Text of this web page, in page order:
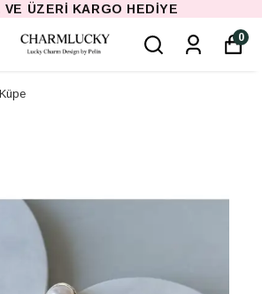
VE ÜZERI KARGO HEDIYE
0